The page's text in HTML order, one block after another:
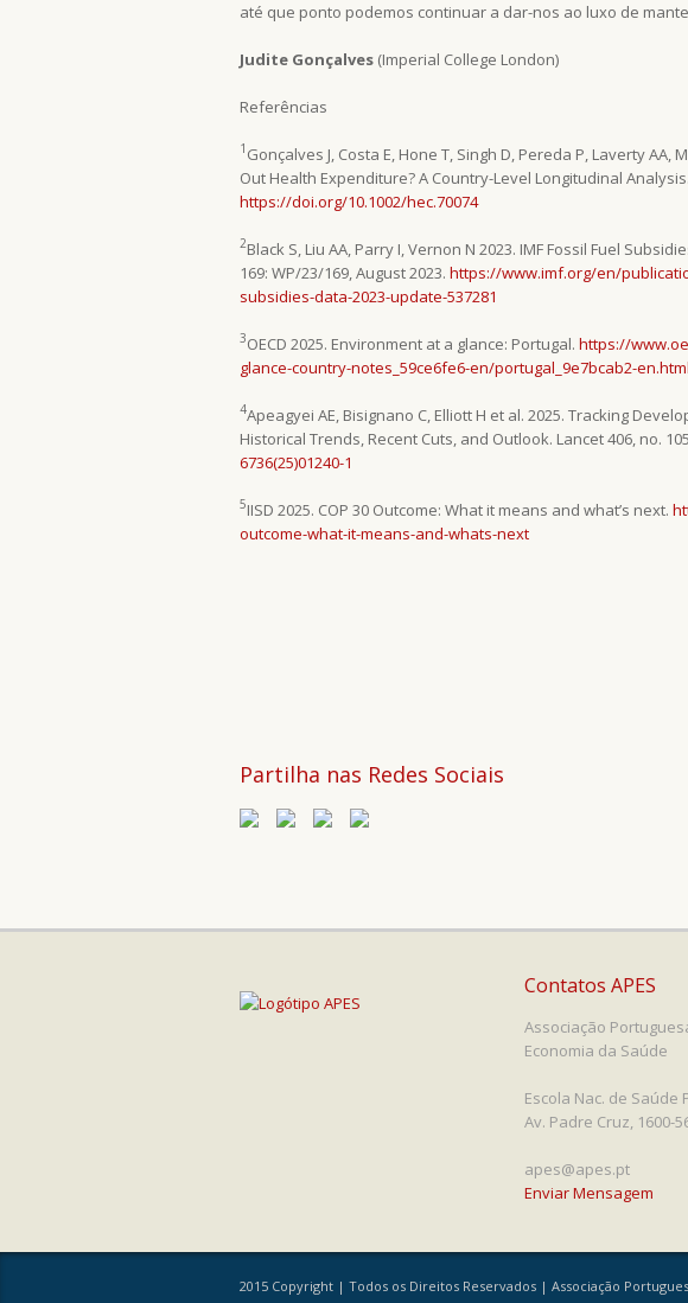
até que ponto podemos continuar a dar-nos ao luxo de
Judite Gonçalves (Imperial College London)
Referências
1 Gonçalves J, Costa E, Hone T, Singh D, Pereda P, Laverty AA,
Out Health Expenditure? A Country-Level Longitudinal
https://doi.org/10.1002/hec.70074
2Black S, Liu AA, Parry I, Vernon N 2023. IMF Fossil Fuel
169: WP/23/169, August 2023. https://www.imf.org/en/
subsidies-data-2023-update-537281
3OECD 2025. Environment at a glance: Portugal. https://
glance-country-notes_59ce6fe6-en/portugal_9e7bcab2-en.html
4Apeagyei AE, Bisignano C, Elliott H et al. 2025. Tracking
Historical Trends, Recent Cuts, and Outlook. Lancet 406, no.
6736(25)01240-1
5IISD 2025. COP 30 Outcome: What it means and what’s next.
outcome-what-it-means-and-whats-next
Partilha nas Redes Sociais
Contatos APES
Associação
Economia da Saúde
Escola Nac. de Saúde
Av. Padre Cruz, 1600-
apes@apes.pt
Enviar Mensagem
2015 Copyright | Todos os Direitos Reservados | Associação